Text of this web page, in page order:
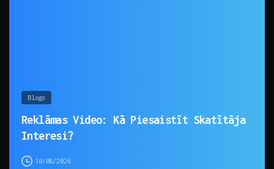
Blogs
Reklāmas Video: Kā Piesaistīt Skatītāja
Interesi?
10/08/2026